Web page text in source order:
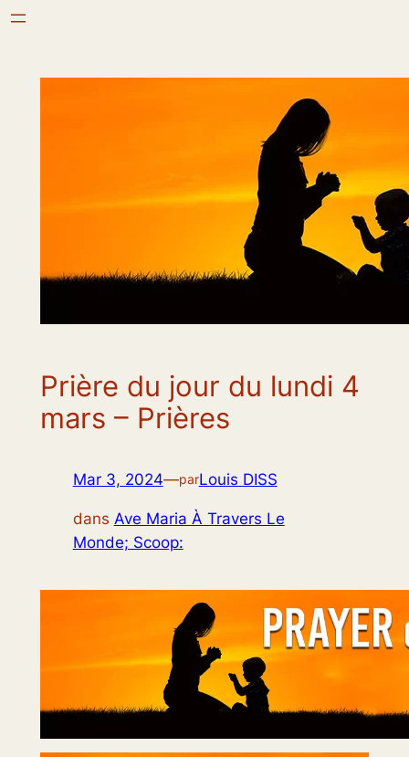
Aller
Prière du jour du lundi 4
mars – Prières
Mar 3, 2024—parLouis DISS
dans Ave Maria À Travers Le
Monde; Scoop: